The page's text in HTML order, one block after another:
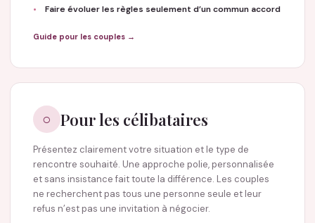
Faire évoluer les règles seulement d’un commun accord
Guide pour les couples →
○ Pour les célibataires
Présentez clairement votre situation et le type de
rencontre souhaité. Une approche polie, personnalisée
et sans insistance fait toute la différence. Les couples
ne recherchent pas tous une personne seule et leur
refus n’est pas une invitation à négocier.